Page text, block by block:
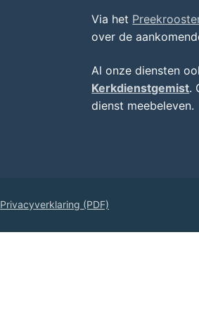
Via het
over de
Al onze diensten
Kerkdienstgemist.
dienst meebeleven.
Privacyverklaring (PDF)